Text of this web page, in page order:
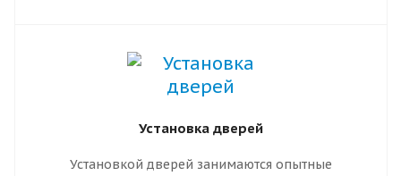
Установка дверей
Установкой дверей занимаются опытные